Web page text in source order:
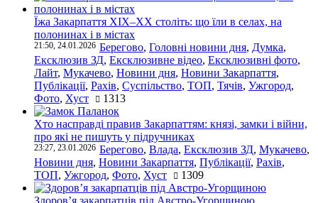
Їжа Закарпаття ХІХ–ХХ століть: що їли в селах, на
полонинах і в містах
21:50, 24.01.2026 Берегово, Головні новини дня, Думка,
Ексклюзив ЗД, Ексклюзивне відео, Ексклюзивні фото,
Лайт, Мукачево, Новини дня, Новини Закарпаття,
Публікації, Рахів, Суспільство, ТОП, Тячів, Ужгород,
Фото, Хуст 1313
Хто насправді правив Закарпаттям: князі, замки і війни,
про які не пишуть у підручниках
23:27, 23.01.2026 Берегово, Влада, Ексклюзив ЗД, Мукачево,
Новини дня, Новини Закарпаття, Публікації, Рахів,
ТОП, Ужгород, Фото, Хуст 1309